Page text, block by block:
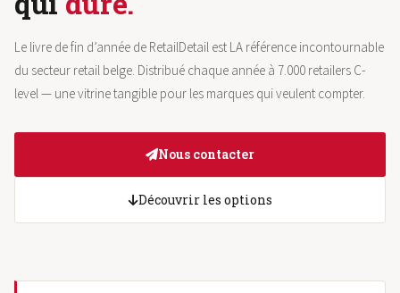
Le livre de fin d’année de RetailDetail est LA référence incontournable
du secteur retail belge. Distribué chaque année à 7.000 retailers C-
level — une vitrine tangible pour les marques qui veulent compter.
Nous contacter
Découvrir les options